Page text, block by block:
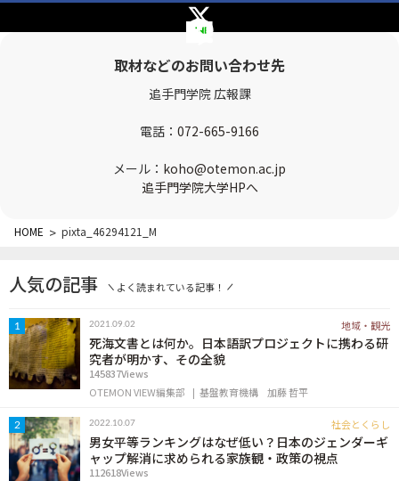
取材などのお問い合わせ先
追手門学院 広報課
電話： 072-665-9166
メール： koho@otemon.ac.jp
追手門学院大学HPへ
HOME > pixta_46294121_M
人気の記事 よく読まれている記事！
1 2021.09.02 地域・観光
死海文書とは何か。日本語訳プロジェクトに携わる研
究者が明かす、その全貌
145837Views
OTEMON VIEW編集部
基盤教育機構 加藤 哲平
2 2022.10.07 社会とくらし
男女平等ランキングはなぜ低い？日本のジェンダーギ
ャップ解消に求められる家族観・政策の視点
112618Views